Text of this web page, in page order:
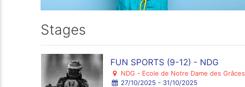
Stages
FUN SPORTS (9-12) - NDG
NDG - Ecole de Notre Dame des Grâces
27/10/2025 - 31/10/2025